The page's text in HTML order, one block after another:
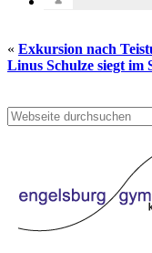
« Exkursion nach
Linus Schulze siegt im
Seitenspalte
Webseite
durchsuchen